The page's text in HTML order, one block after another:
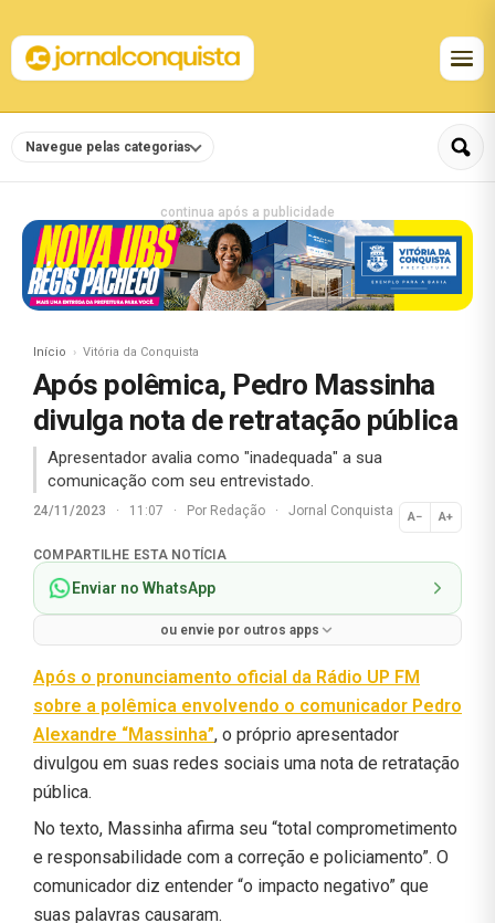
Navegue pelas categorias
continua após a publicidade
Início Vitória da Conquista
Após polêmica, Pedro Massinha
divulga nota de retratação pública
Apresentador avalia como "inadequada" a sua
comunicação com seu entrevistado.
24/11/2023 · 11:07 · Por Redação · Jornal Conquista A− A+
Normal
COMPARTILHE ESTA NOTÍCIA
Enviar no WhatsApp
ou envie por outros apps
Após o pronunciamento oficial da Rádio UP FM
sobre a polêmica envolvendo o comunicador Pedro
Alexandre “Massinha”, o próprio apresentador
divulgou em suas redes sociais uma nota de retratação
pública.
No texto, Massinha afirma seu “total comprometimento
e responsabilidade com a correção e policiamento”. O
comunicador diz entender “o impacto negativo” que
suas palavras causaram.